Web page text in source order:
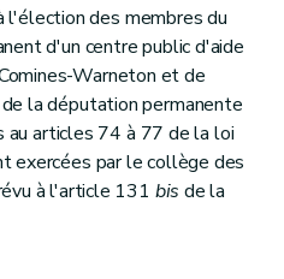
l'élection des membres du
d'un centre public d'aide
Warneton et de
la députation permanente
au articles 74 à 77 de la loi
exercées par le collège des
à l'article 131 bis de la